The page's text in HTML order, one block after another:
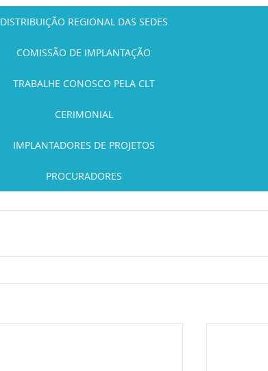
DISTRIBUIÇÃO REGIONAL DAS SEDES
COMISSÃO DE IMPLANTAÇÃO
TRABALHE CONOSCO PELA CLT
CERIMONIAL
IMPLANTADORES DE PROJETOS
PROCURADORES